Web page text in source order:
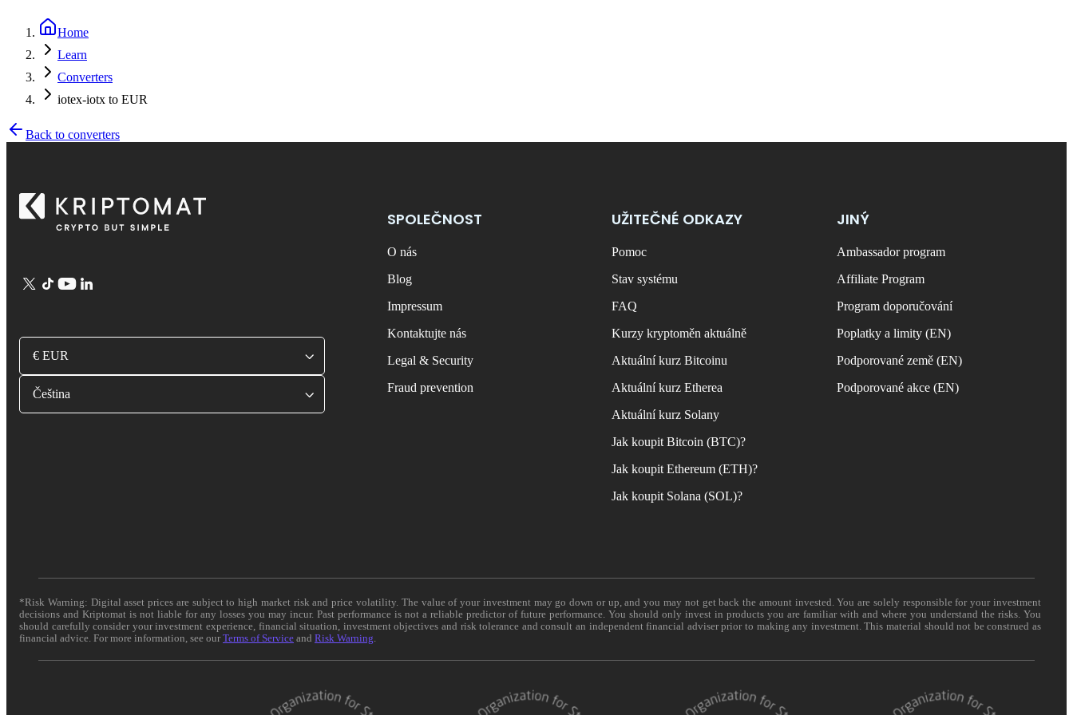
Home
Learn
Converters
iotex-iotx to EUR
Back to converters
€ EUR
Čeština
SPOLEČNOST
O nás
Blog
Impressum
Kontaktujte nás
Legal & Security
Fraud prevention
UŽITEČNÉ ODKAZY
Pomoc
Stav systému
FAQ
Kurzy kryptoměn aktuálně
Aktuální kurz Bitcoinu
Aktuální kurz Etherea
Aktuální kurz Solany
Jak koupit Bitcoin (BTC)?
Jak koupit Ethereum (ETH)?
Jak koupit Solana (SOL)?
JINÝ
Ambassador program
Affiliate Program
Program doporučování
Poplatky a limity (EN)
Podporované země (EN)
Podporované akce (EN)
*Risk Warning: Digital asset prices are subject to high market risk and price volatility. The value of your investment may go down or up, and you may not get back the amount invested. You are solely responsible for your investment
decisions and Kriptomat is not liable for any losses you may incur. Past performance is not a reliable predictor of future performance. You should only invest in products you are familiar with and where you understand the risks. You
should carefully consider your investment experience, financial situation, investment objectives and risk tolerance and consult an independent financial adviser prior to making any investment. This material should not be construed as
financial advice. For more information, see ourTerms of Service and Risk Warning